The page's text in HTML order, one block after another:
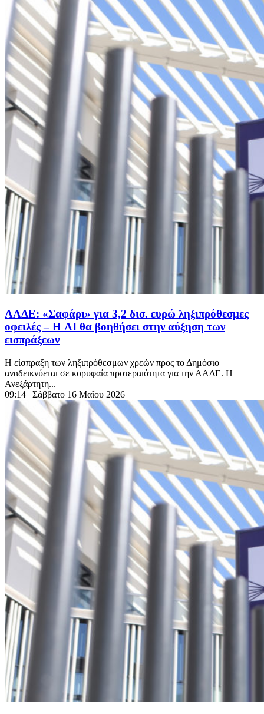
ΑΑΔΕ: «Σαφάρι» για 3,2 δισ. ευρώ ληξιπρόθεσμες
οφειλές – Η AI θα βοηθήσει στην αύξηση των
εισπράξεων
Η είσπραξη των ληξιπρόθεσμων χρεών προς το Δημόσιο
αναδεικνύεται σε κορυφαία προτεραιότητα για την ΑΑΔΕ. Η
Ανεξάρτητη...
09:14 | Σάββατο 16 Μαΐου 2026